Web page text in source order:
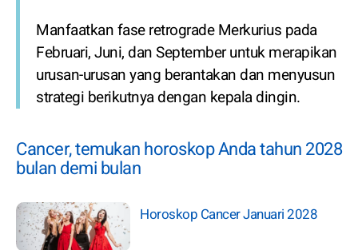
Manfaatkan fase retrograde Merkurius pada
Februari, Juni, dan September untuk merapikan
urusan-urusan yang berantakan dan menyusun
strategi berikutnya dengan kepala dingin.
Cancer, temukan horoskop Anda tahun 2028
bulan demi bulan
Horoskop Cancer Januari 2028